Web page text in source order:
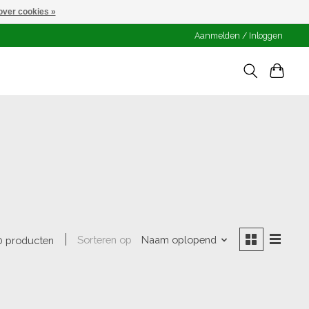
Aanmelden / Inloggen
producten Sorteren op Naam oplopend
cookies »